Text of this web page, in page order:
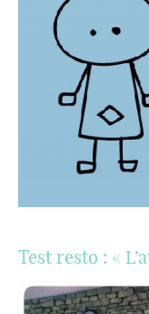
Test resto : «